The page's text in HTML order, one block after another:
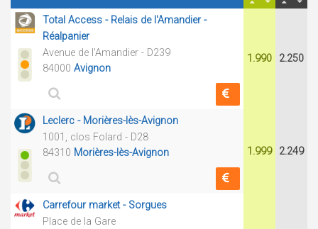
Total Access - Relais de l'Amandier -
Réalpanier
Avenue de l'Amandier - D239
84000 Avignon
1.990 2.250
Leclerc - Morières-lès-Avignon
1001, clos Folard - D28
84310 Morières-lès-Avignon 1.999 2.249
Carrefour market - Sorgues
Place de la Gare